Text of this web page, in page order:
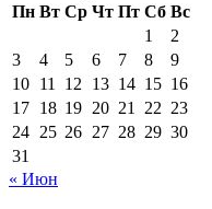
Пн Вт Ср Чт Пт Сб Вс
1
2
3
4 5 6 7 8
9
10 11 12 13 14 15 16
17 18 19 20 21 22 23
24 25 26 27 28 29 30
31
« Июн